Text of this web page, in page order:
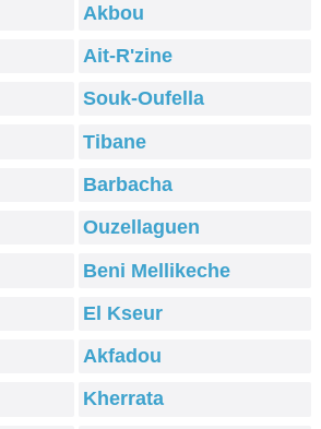
Akbou
Ait-R'zine
Souk-Oufella
Tibane
Barbacha
Ouzellaguen
Beni Mellikeche
El Kseur
Akfadou
Kherrata